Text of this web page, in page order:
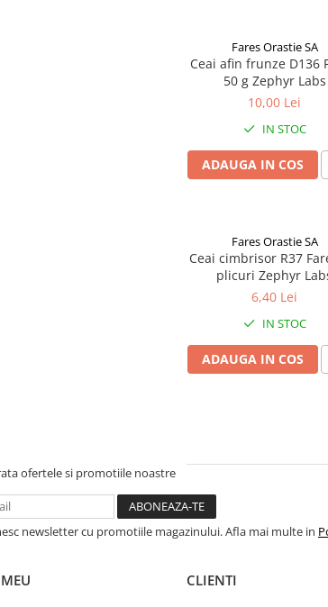
Fares Orastie SA
Ceai afin frunze D136
50 g Zephyr Labs
10,00 Lei
IN STOC
ADAUGA IN COS
Fares Orastie SA
Ceai cimbrisor R37
plicuri Zephyr
6,40 Lei
IN STOC
ADAUGA IN COS
ofertele si promotiile noastre
newsletter cu promotiile magazinului. Afla mai multe in
CLIENTI